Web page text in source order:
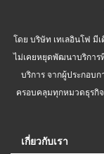
โดย บริษัท เทเลอินโฟ มี
ไม่เคยหยุดพัฒนาบริการ
บริการ จากผู้ประกอบ
ครอบคลุมทุกหมวดธุรกิ
เกี่ยวกับเรา